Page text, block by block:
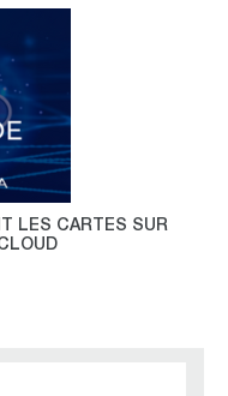
LES CARTES SUR